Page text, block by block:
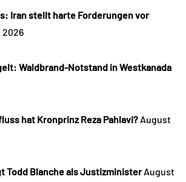
Iran stellt harte Forderungen vor
2026
Waldbrand-Notstand in Westkanada
hat Kronprinz Reza Pahlavi? August
Todd Blanche als Justizminister August